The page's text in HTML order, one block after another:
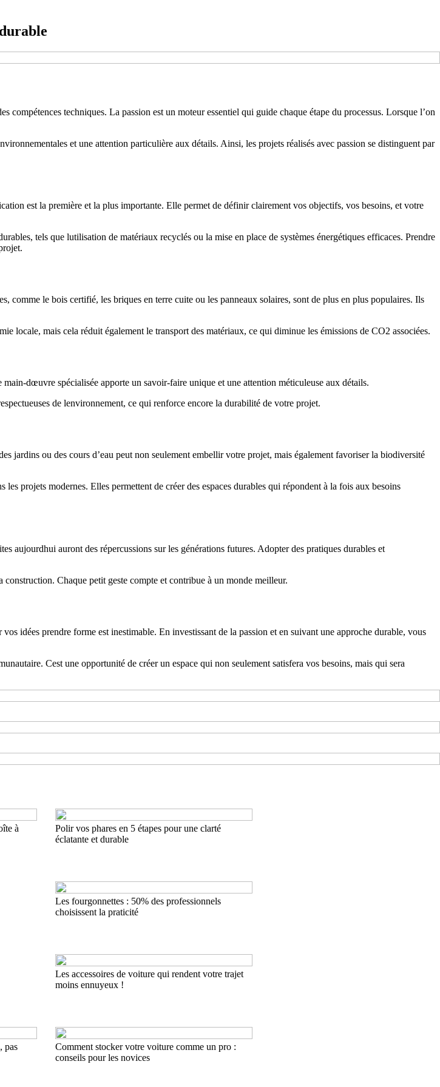
techniques. La passion est un moteur essentiel qui guide chaque étape du processus. Lorsque l’on
et une attention particulière aux détails. Ainsi, les projets réalisés avec passion se distinguent par
est la première et la plus importante. Elle permet de définir clairement vos objectifs, vos besoins, et votre
tels que lutilisation de matériaux recyclés ou la mise en place de systèmes énergétiques efficaces. Prendre
le bois certifié, les briques en terre cuite ou les panneaux solaires, sont de plus en plus populaires. Ils
locale, mais cela réduit également le transport des matériaux, ce qui diminue les émissions de CO2 associées.
dœuvre spécialisée apporte un savoir-faire unique et une attention méticuleuse aux détails.
de lenvironnement, ce qui renforce encore la durabilité de votre projet.
jardins ou des cours d’eau peut non seulement embellir votre projet, mais également favoriser la biodiversité
projets modernes. Elles permettent de créer des espaces durables qui répondent à la fois aux besoins
aujourdhui auront des répercussions sur les générations futures. Adopter des pratiques durables et
Chaque petit geste compte et contribue à un monde meilleur.
idées prendre forme est inestimable. En investissant de la passion et en suivant une approche durable, vous
Cest une opportunité de créer un espace qui non seulement satisfera vos besoins, mais qui sera
à
Polir vos phares en 5 étapes pour une clarté
éclatante et durable
Les fourgonnettes : 50% des professionnels
choisissent la praticité
Les accessoires de voiture qui rendent votre trajet
moins ennuyeux !
pas
Comment stocker votre voiture comme un pro :
conseils pour les novices